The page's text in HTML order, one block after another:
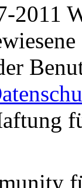
2011